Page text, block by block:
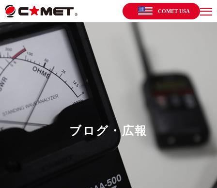
COMET USA
ブログ・広報